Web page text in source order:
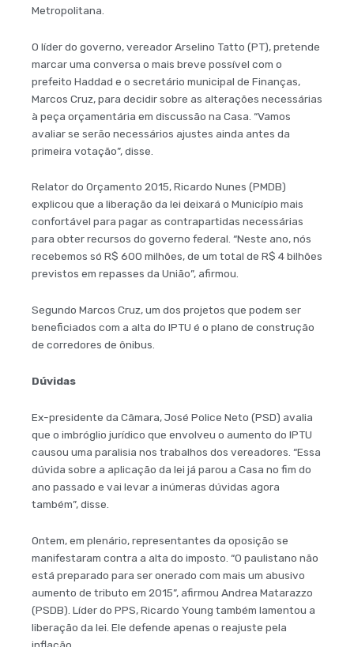
Metropolitana.
O líder do governo, vereador Arselino Tatto (PT), pretende
marcar uma conversa o mais breve possível com o
prefeito Haddad e o secretário municipal de Finanças,
Marcos Cruz, para decidir sobre as alterações necessárias
à peça orçamentária em discussão na Casa. “Vamos
avaliar se serão necessários ajustes ainda antes da
primeira votação”, disse.
Relator do Orçamento 2015, Ricardo Nunes (PMDB)
explicou que a liberação da lei deixará o Município mais
confortável para pagar as contrapartidas necessárias
para obter recursos do governo federal. “Neste ano, nós
recebemos só R$ 600 milhões, de um total de R$ 4 bilhões
previstos em repasses da União”, afirmou.
Segundo Marcos Cruz, um dos projetos que podem ser
beneficiados com a alta do IPTU é o plano de construção
de corredores de ônibus.
Dúvidas
Ex-presidente da Câmara, José Police Neto (PSD) avalia
que o imbróglio jurídico que envolveu o aumento do IPTU
causou uma paralisia nos trabalhos dos vereadores. “Essa
dúvida sobre a aplicação da lei já parou a Casa no fim do
ano passado e vai levar a inúmeras dúvidas agora
também”, disse.
Ontem, em plenário, representantes da oposição se
manifestaram contra a alta do imposto. “O paulistano não
está preparado para ser onerado com mais um abusivo
aumento de tributo em 2015”, afirmou Andrea Matarazzo
(PSDB). Líder do PPS, Ricardo Young também lamentou a
liberação da lei. Ele defende apenas o reajuste pela